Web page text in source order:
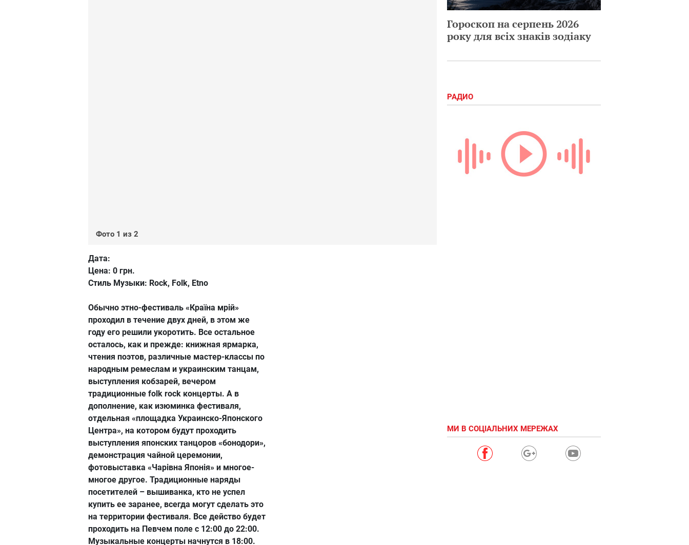
Фото 1 из 2
Дата:
Цена: 0 грн.
Стиль Музыки: Rock, Folk, Etno
Обычно этно-фестиваль «Країна мрій»
проходил в течение двух дней, в этом же
году его решили укоротить. Все остальное
осталось, как и прежде: книжная ярмарка,
чтения поэтов, различные мастер-классы по
народным ремеслам и украинским танцам,
выступления кобзарей, вечером
традиционные folk rock концерты. А в
дополнение, как изюминка фестиваля,
отдельная «площадка Украинско-Японского
Центра», на котором будут проходить
выступления японских танцоров «бонодори»,
демонстрация чайной церемонии,
фотовыставка «Чарівна Японія» и многое-
многое другое. Традиционные наряды
посетителей – вышиванка, кто не успел
купить ее заранее, всегда могут сделать это
на территории фестиваля. Все действо будет
проходить на Певчем поле с 12:00 до 22:00.
Музыкальные концерты начнутся в 18:00.
Гороскоп на серпень 2026
року для всіх знаків зодіаку
РАДИО
МИ В СОЦІАЛЬНИХ МЕРЕЖАХ